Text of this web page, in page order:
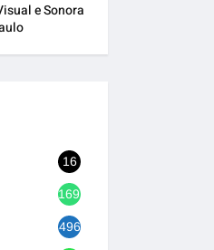
e Sonora
16
1692
496